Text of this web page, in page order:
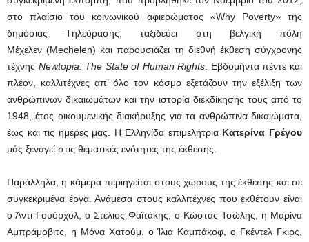
στο πλαίσιο του κοινωνικού αφιερώματος «Why Poverty» της
δημόσιας Tηλεόρασης, ταξιδεύει στη βελγική πόλη
Μέχελεν (Mechelen) και παρουσιάζει τη διεθνή έκθεση σύγχρονης
τέχνης Newtopia: The State of Human Rights . Εβδομήντα πέντε και
πλέον, καλλιτέχνες απ’ όλο τον κόσμο εξετάζουν την εξέλιξη των
ανθρώπινων δικαιωμάτων και την ιστορία διεκδίκησής τους από το
1948, έτος οικουμενικής διακήρυξης για τα ανθρώπινα δικαιώματα,
έως και τις ημέρες μας. Η Ελληνίδα επιμελήτρια Κατερίνα Γρέγου
μάς ξεναγεί στις θεματικές ενότητες της έκθεσης.
Παράλληλα, η κάμερα περιηγείται στους χώρους της έκθεσης και σε
συγκεκριμένα έργα. Ανάμεσα στους καλλιτέχνες που εκθέτουν είναι
ο Άντι Γουόρχολ, ο Στέλιος Φαϊτάκης, ο Κώστας Τσώλης, η Μαρίνα
Αμπράμοβιτς, η Μόνα Χατούμ, ο Ίλια Καμπάκοφ, ο Γκέντελ Γκιρς,